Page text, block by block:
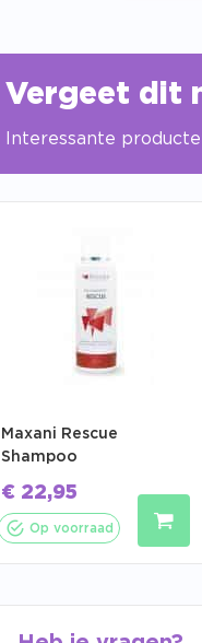
Vergeet dit
Interessante
Maxani Rescue
Shampoo
€ 22,95
Op voorraad